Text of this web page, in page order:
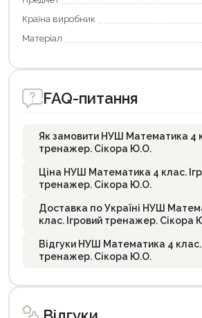
Країна виробник
Матеріал
FAQ-питання
Як замовити НУШ Математика 4
тренажер. Сікора Ю.О.
Ціна НУШ Математика 4 клас.
тренажер. Сікора Ю.О.
Доставка по Україні НУШ
клас. Ігровий тренажер. Сікора
Відгуки НУШ Математика 4 клас.
тренажер. Сікора Ю.О.